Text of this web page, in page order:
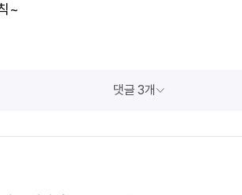
~
댓글 3개